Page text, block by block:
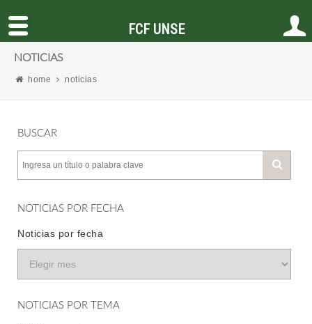
NOTICIAS
home noticias
BUSCAR
NOTICIAS POR FECHA
Noticias por fecha
NOTICIAS POR TEMA
FCF UNSE